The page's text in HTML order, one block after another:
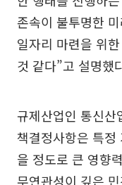
존속이 불투명한
일자리 마련을 위
것 같다”고 설명했
규제산업인 통신산
책결정사항은 특정
을 정도로 큰 영향
무연관성이 깊은